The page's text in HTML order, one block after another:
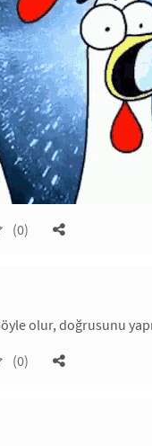
(0)
olur, doğrusunu
(0)